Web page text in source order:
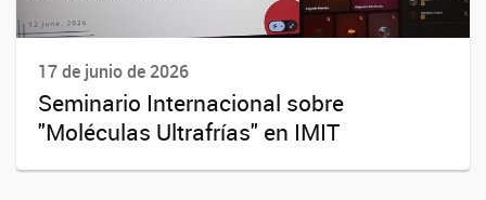
17 de junio de 2026
Seminario Internacional sobre
"Moléculas Ultrafrías" en IMIT